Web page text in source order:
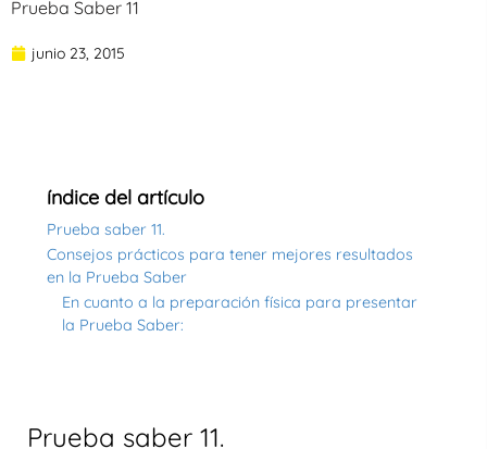
Prueba Saber 11
junio 23, 2015
índice del artículo
Prueba saber 11.
Consejos prácticos para tener mejores resultados
en la Prueba Saber
En cuanto a la preparación física para presentar
la Prueba Saber:
Prueba saber 11.